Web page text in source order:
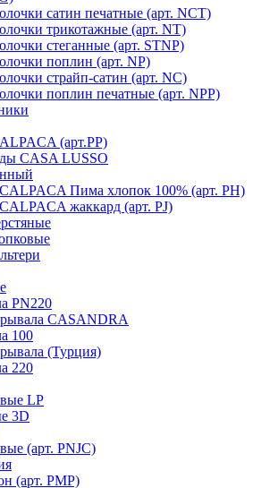
сатин печатные (арт. NCT)
трикотажные (арт. NT)
стеганные (арт. STNP)
поплин (арт. NP)
страйп-сатин (арт. NC)
поплин печатные (арт. NPP)
(арт.PP)
CASA LUSSO
Пима хлопок 100% (арт. PH)
жаккард (арт. PJ)
PN220
CASANDRA
100
(Турция)
220
LP
3D
(арт. PNJC)
(арт. PMP)